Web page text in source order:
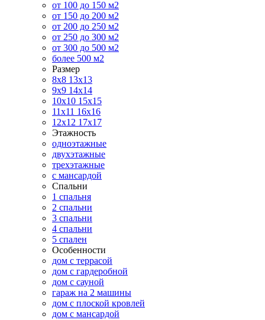
от 100 до 150 м2
от 150 до 200 м2
от 200 до 250 м2
от 250 до 300 м2
от 300 до 500 м2
более 500 м2
Размер
8х8 13х13
9х9 14х14
10х10 15х15
11x11 16х16
12х12 17х17
Этажность
одноэтажные
двухэтажные
трехэтажные
с мансардой
Спальни
1 спальня
2 спальни
3 спальни
4 спальни
5 спален
Особенности
дом с террасой
дом с гардеробной
дом с сауной
гараж на 2 машины
дом с плоской кровлей
дом с мансардой